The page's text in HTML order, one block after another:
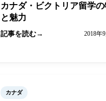
カナダ・ビクトリア留学
と魅力
記事を読む 2018年
カナダ